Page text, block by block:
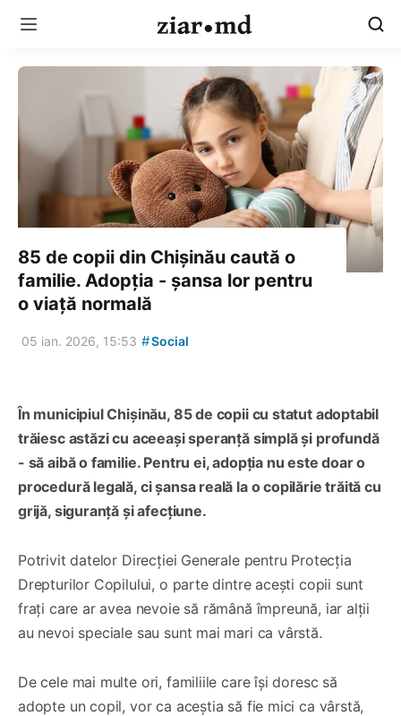
85 de copii din Chișinău caută o
familie. Adopția - șansa lor pentru
o viață normală
05 ian. 2026, 15:53 #Social
În municipiul Chișinău, 85 de copii cu statut adoptabil
trăiesc astăzi cu aceeași speranță simplă și profundă
- să aibă o familie. Pentru ei, adopția nu este doar o
procedură legală, ci șansa reală la o copilărie trăită cu
grijă, siguranță și afecțiune.
Potrivit datelor Direcției Generale pentru Protecția
Drepturilor Copilului, o parte dintre acești copii sunt
frați care ar avea nevoie să rămână împreună, iar alții
au nevoi speciale sau sunt mai mari ca vârstă.
De cele mai multe ori, familiile care își doresc să
adopte un copil, vor ca aceștia să fie mici ca vârstă,